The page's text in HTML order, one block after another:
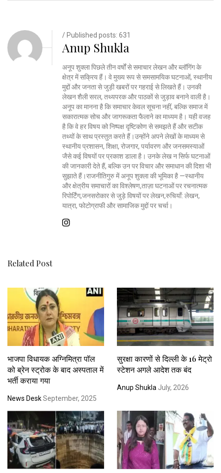
/ Published posts: 631
Anup Shukla
अनूप शुक्ला पिछले तीन वर्षों से समाचार लेखन और ब्लॉगिंग के
क्षेत्र में सक्रिय हैं। वे मुख्य रूप से समसामयिक घटनाओं, स्थानीय
मुद्दों और जनता से जुड़ी खबरों पर गहराई से लिखते हैं। उनकी
लेखन शैली सरल, तथ्यपरक और पाठकों से जुड़ाव बनाने वाली है।
अनूप का मानना है कि समाचार केवल सूचना नहीं, बल्कि समाज में
सकारात्मक सोच और जागरूकता फैलाने का माध्यम है। यही वजह
है कि वे हर विषय को निष्पक्ष दृष्टिकोण से समझते हैं और सटीक
तथ्यों के साथ प्रस्तुत करते हैं।उन्होंने अपने लेखों के माध्यम से
स्थानीय प्रशासन, शिक्षा, रोजगार, पर्यावरण और जनसमस्याओं
जैसे कई विषयों पर प्रकाश डाला है। उनके लेख न सिर्फ घटनाओं
की जानकारी देते हैं, बल्कि उन पर विचार और समाधान की दिशा भी
सुझाते हैं।राजनीतिगुरु में अनूप शुक्ला की भूमिका है —स्थानीय
और क्षेत्रीय समाचारों का विश्लेषण,ताज़ा घटनाओं पर रचनात्मक
रिपोर्टिंग,जनसरोकार से जुड़े विषयों पर लेखन,रुचियाँ: लेखन,
यात्रा, फोटोग्राफी और सामाजिक मुद्दों पर चर्चा।
Related Post
भाजपा विधायक अग्निमित्रा पॉल
को ब्रेन स्ट्रोक के बाद अस्पताल में
भर्ती कराया गया
News DeskSeptember, 2025
सुरक्षा कारणों से दिल्ली के 16 मेट्रो
स्टेशन अगले आदेश तक बंद
Anup Shukla July, 2026